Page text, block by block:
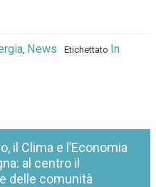
, News Etichettato In
il Clima e l’Economia
al centro il
delle comunità